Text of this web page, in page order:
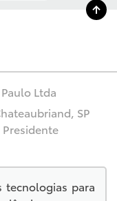
Ltda
SP
Presidente
tecnologias para